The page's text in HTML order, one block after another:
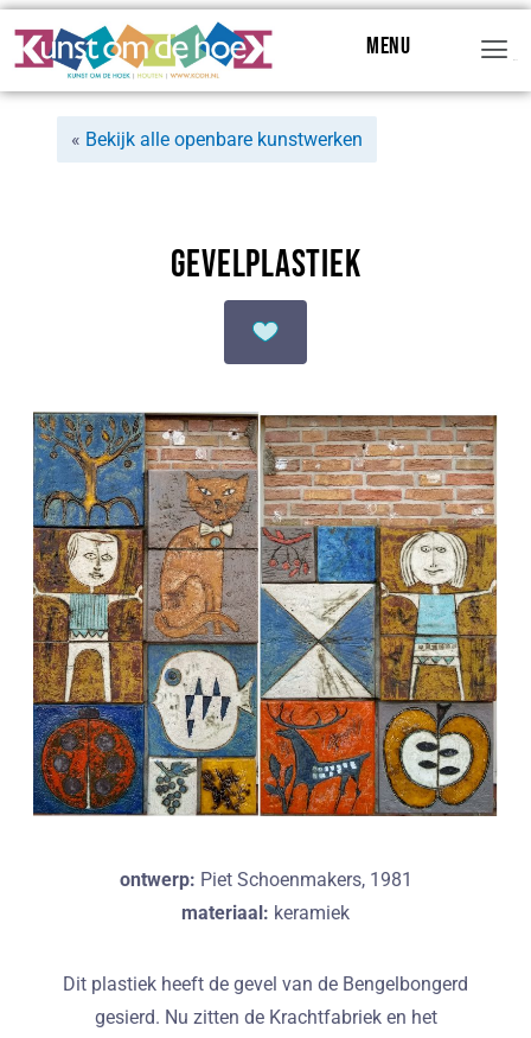
Menu
« Bekijk alle openbare kunstwerken
Gevelplastiek
ontwerp: Piet Schoenmakers, 1981
materiaal: keramiek
Dit plastiek heeft de gevel van de Bengelbongerd
gesierd. Nu zitten de Krachtfabriek en het